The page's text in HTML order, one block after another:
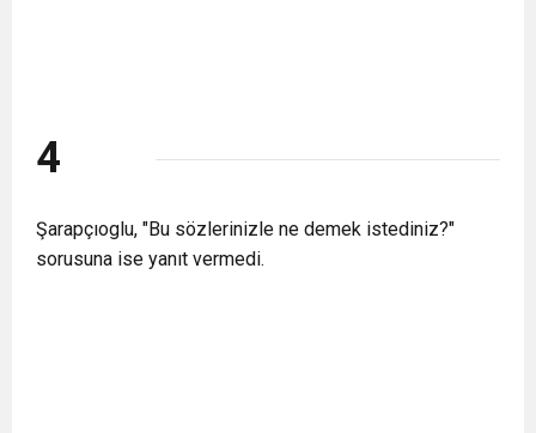
4
Şarapçıoglu, "Bu sözlerinizle ne demek istediniz?"
sorusuna ise yanıt vermedi.